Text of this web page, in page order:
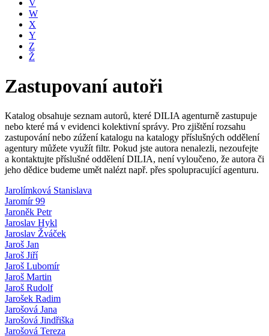
V
W
X
Y
Z
Ž
Zastupovaní autoři
Katalog obsahuje seznam autorů, které DILIA agenturně zastupuje
nebo které má v evidenci kolektivní správy. Pro zjištění rozsahu
zastupování nebo zúžení katalogu na katalogy příslušných oddělení
agentury můžete využít filtr. Pokud jste autora nenalezli, nezoufejte
a kontaktujte příslušné oddělení DILIA, není vyloučeno, že autora či
jeho dědice budeme umět nalézt např. přes spolupracující agenturu.
Jarolímková Stanislava
Jaromír 99
Jaroněk Petr
Jaroslav Hykl
Jaroslav Žváček
Jaroš Jan
Jaroš Jiří
Jaroš Lubomír
Jaroš Martin
Jaroš Rudolf
Jarošek Radim
Jarošová Jana
Jarošová Jindřiška
Jarošová Tereza